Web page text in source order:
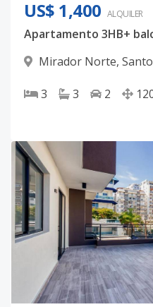
US$ 1,400 ALQUILER
Mirador Norte,
3 3 2